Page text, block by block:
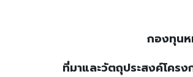
กองทุน
ที่มาและวัตถุประสงค์โครง